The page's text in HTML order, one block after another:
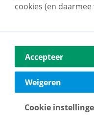
Vestdijk 180
5611 CZ Eindhoven
040-2696949
cookies (en
Accepteer
Weigeren
Cookie